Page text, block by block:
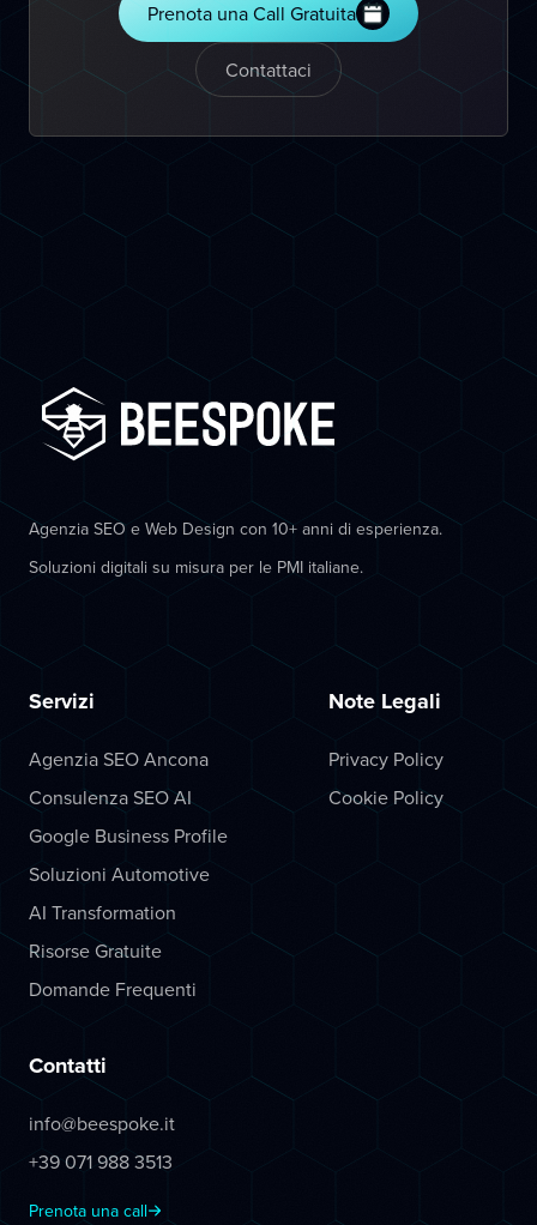
Prenota una Call Gratuita
Contattaci
Agenzia SEO e Web Design con 10+ anni di esperienza.
Soluzioni digitali su misura per le PMI italiane.
Servizi
Agenzia SEO Ancona
Consulenza SEO AI
Google Business Profile
Soluzioni Automotive
AI Transformation
Risorse Gratuite
Domande Frequenti
Note Legali
Privacy Policy
Cookie Policy
Contatti
info@beespoke.it
+39 071 988 3513
Prenota una call